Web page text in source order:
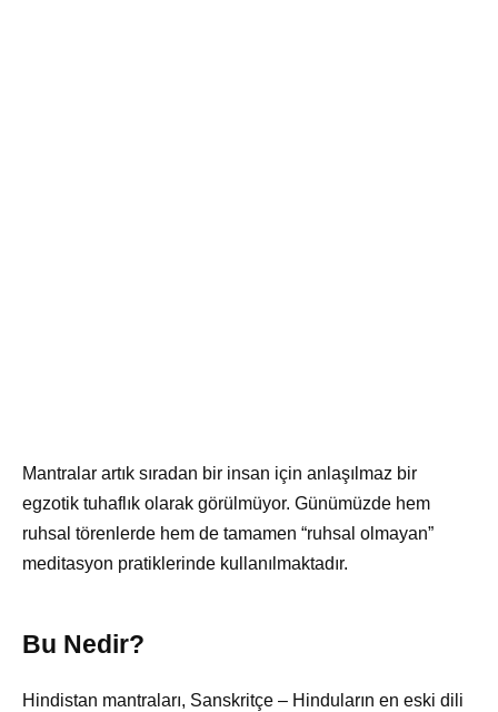
Mantralar artık sıradan bir insan için anlaşılmaz bir
egzotik tuhaflık olarak görülmüyor. Günümüzde hem
ruhsal törenlerde hem de tamamen “ruhsal olmayan”
meditasyon pratiklerinde kullanılmaktadır.
Bu Nedir?
Hindistan mantraları, Sanskritçe – Hinduların en eski dili